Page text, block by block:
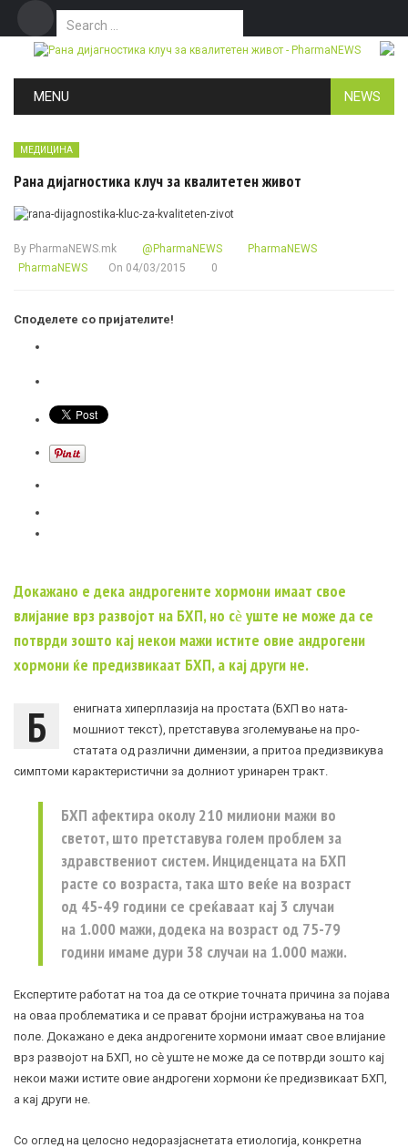
Search for:
MENU NEWS
МЕДИЦИНА
Рана дијагностика клуч за квалитетен живот
By PharmaNEWS.mk @PharmaNEWS
PharmaNEWS
PharmaNEWS
On 04/03/2015 0
Споделете со пријателите!
Докажано е дека андрогените хормони имаат свое
влијание врз развојот на БХП, но сѐ уште не може да се
потврди зошто кај некои мажи истите овие андрогени
хормони ќе предизвикаат БХП, а кај други не.
Б
енигната хиперплазија на простата (БХП во на­та­
мошниот текст), претставува зголемување на про­
статата од различни димензии, а притоа пре­ди­звикува
симптоми карактеристични за долниот ури­на­рен тракт.
БХП афектира околу 210 милиони мажи во
светот, што претставува голем проблем за
здравствениот систем. Инциденцата на БХП
расте со возраста, така што веќе на возраст
од 45-49 години се среќаваат кај 3 случаи
на 1.000 мажи, додека на возраст од 75-79
го­ди­ни имаме дури 38 случаи на 1.000 мажи.
Експертите работат на тоа да се открие точната при­чина за појава
на оваа проблематика и се прават бројни истражувања на тоа
поле. Докажано е дека андрогените хормони имаат свое влијание
врз развојот на БХП, но сѐ уште не може да се потврди зошто кај
некои мажи истите овие андрогени хормони ќе предизвикаат БХП,
а кај други не.
Со оглед на целосно недоразјаснетата етиологија, конкретна